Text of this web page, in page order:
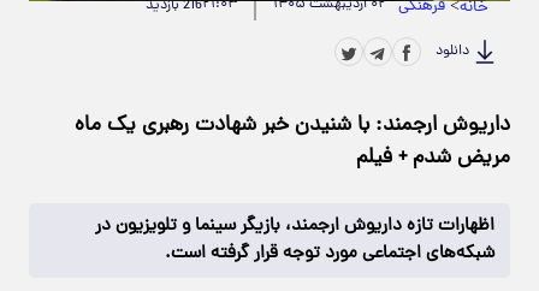
خانه>فرهنگی ۰۲ اردیبهشت ۱۴۰۵ ۲۱:۰۳216 بازدید
دانلود
داریوش ارجمند: با شنیدن خبر شهادت رهبری یک ماه
مریض شدم + فیلم
اظهارات تازه داریوش ارجمند، بازیگر سینما و تلویزیون در
شبکه‌های اجتماعی مورد توجه قرار گرفته است.